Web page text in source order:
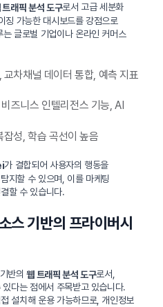
트래픽 분석 도구로서 고급 세분화
징 가능한 대시보드를 강점으로
글로벌 기업이나 온라인 커머스
차채널 데이터 통합, 예측 지표
즈니스 인텔리전스 기능, AI
성, 학습 곡선이 높음
가 결합되어 사용자의 행동을
지할 수 있으며, 이를 마케팅
할 수 있습니다.
기반의 프라이버시
반의웹 트래픽 분석 도구로서,
다는 점에서 주목받고 있습니다.
설치해 운용 가능하므로, 개인정보